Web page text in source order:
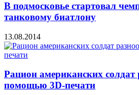
В подмосковье стартовал
танковому биатлону
13.08.2014
Рацион американских солдат
помощью 3D-печати